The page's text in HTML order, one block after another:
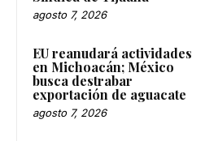
agosto 7, 2026
EU reanudará actividades
en Michoacán; México
busca destrabar
exportación de aguacate
agosto 7, 2026